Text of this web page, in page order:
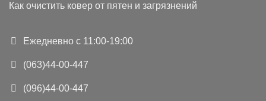
Как очистить ковер от пятен и загрязнений
Ежедневно с 11:00-19:00
(063)44-00-447
(096)44-00-447